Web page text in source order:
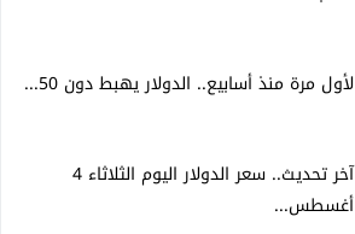
لأول مرة منذ أسابيع.. الدولار يهبط دون 50...
آخر تحديث.. سعر الدولار اليوم الثلاثاء 4
أغسطس...